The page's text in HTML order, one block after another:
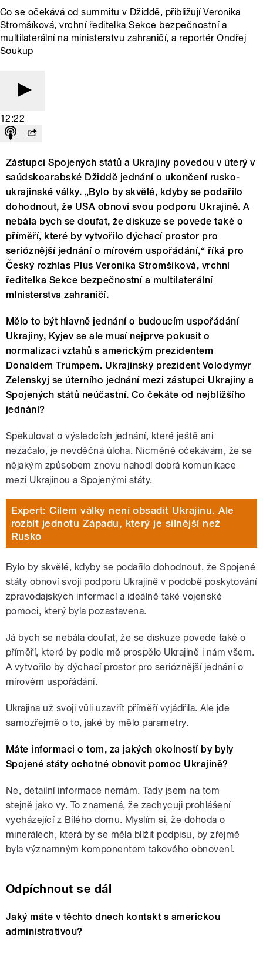
Co se očekává od summitu v Džiddě, přibližují Veronika
Stromšíková, vrchní ředitelka Sekce bezpečnostní a
multilaterální na ministerstvu zahraničí, a reportér Ondřej
Soukup
12:22
Zástupci Spojených států a Ukrajiny povedou v úterý v
saúdskoarabské Džiddě jednání o ukončení rusko-
ukrajinské války. „Bylo by skvělé, kdyby se podařilo
dohodnout, že USA obnoví svou podporu Ukrajině. A
nebála bych se doufat, že diskuze se povede také o
příměří, které by vytvořilo dýchací prostor pro
serióznější jednání o mírovém uspořádání,“ říká pro
Český rozhlas Plus Veronika Stromšíková, vrchní
ředitelka Sekce bezpečnostní a multilaterální
mInisterstva zahraničí.
Mělo to být hlavně jednání o budoucím uspořádání
Ukrajiny, Kyjev se ale musí nejprve pokusit o
normalizaci vztahů s americkým prezidentem
Donaldem Trumpem. Ukrajinský prezident Volodymyr
Zelenskyj se úterního jednání mezi zástupci Ukrajiny a
Spojených států neúčastní. Co čekáte od nejbližšího
jednání?
Spekulovat o výsledcích jednání, které ještě ani
nezačalo, je nevděčná úloha. Nicméně očekávám, že se
nějakým způsobem znovu nahodí dobrá komunikace
mezi Ukrajinou a Spojenými státy.
Expert: Cílem války není obsadit Ukrajinu. Ale
rozbít jednotu Západu, který je silnější než
Rusko
Bylo by skvělé, kdyby se podařilo dohodnout, že Spojené
státy obnoví svoji podporu Ukrajině v podobě poskytování
zpravodajských informací a ideálně také vojenské
pomoci, který byla pozastavena.
Já bych se nebála doufat, že se diskuze povede také o
příměří, které by podle mě prospělo Ukrajině i nám všem.
A vytvořilo by dýchací prostor pro serióznější jednání o
mírovém uspořádání.
Ukrajina už svoji vůli uzavřít příměří vyjádřila. Ale jde
samozřejmě o to, jaké by mělo parametry.
Máte informaci o tom, za jakých okolností by byly
Spojené státy ochotné obnovit pomoc Ukrajině?
Ne, detailní informace nemám. Tady jsem na tom
stejně jako vy. To znamená, že zachycuji prohlášení
vycházející z Bílého domu. Myslím si, že dohoda o
minerálech, která by se měla blížit podpisu, by zřejmě
byla významným komponentem takového obnovení.
Odpíchnout se dál
Jaký máte v těchto dnech kontakt s americkou
administrativou?